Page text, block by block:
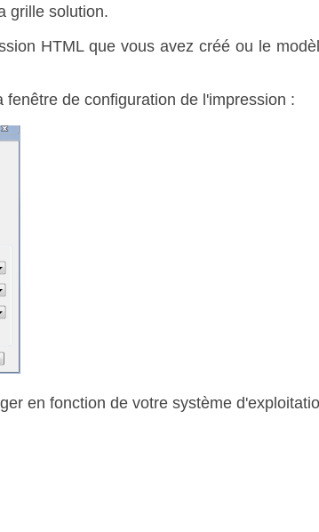
grille solution.
HTML que vous avez créé ou le
de configuration de l'impression :
en fonction de votre système